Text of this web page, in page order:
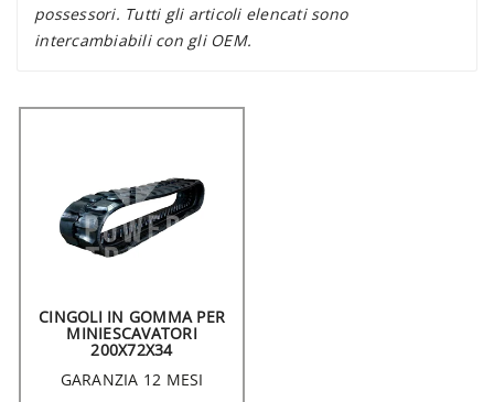
possessori. Tutti gli articoli elencati sono
intercambiabili con gli OEM.
CINGOLI IN GOMMA PER
MINIESCAVATORI
200X72X34
GARANZIA 12 MESI